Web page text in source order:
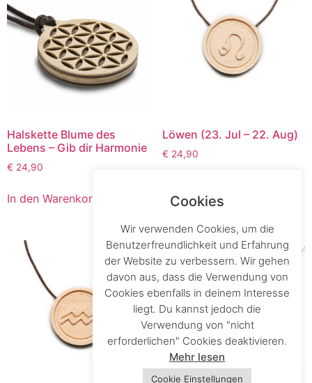
Halskette Blume des
Lebens – Gib dir Harmonie
€ 24,90
In den Warenkorb
Löwen (23. Jul – 22. Aug)
€ 24,90
Cookies
Wir verwenden Cookies, um die
Benutzerfreundlichkeit und Erfahrung
der Website zu verbessern. Wir gehen
davon aus, dass die Verwendung von
Cookies ebenfalls in deinem Interesse
liegt. Du kannst jedoch die
Verwendung von "nicht
erforderlichen" Cookies deaktivieren.
Mehr lesen
Cookie Einstellungen